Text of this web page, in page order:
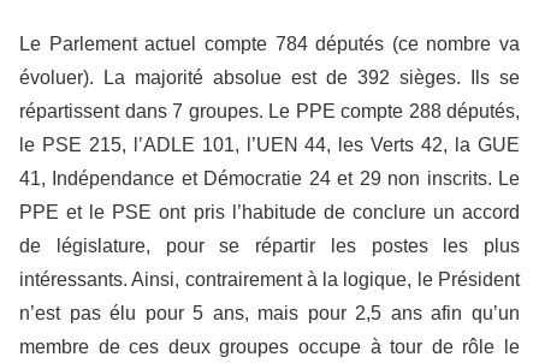
Le Parlement actuel compte 784 députés (ce nombre va
évoluer). La majorité absolue est de 392 sièges. Ils se
répartissent dans 7 groupes. Le PPE compte 288 députés,
le PSE 215, l’ADLE 101, l’UEN 44, les Verts 42, la GUE
41, Indépendance et Démocratie 24 et 29 non inscrits. Le
PPE et le PSE ont pris l’habitude de conclure un accord
de législature, pour se répartir les postes les plus
intéressants. Ainsi, contrairement à la logique, le Président
n’est pas élu pour 5 ans, mais pour 2,5 ans afin qu’un
membre de ces deux groupes occupe à tour de rôle le